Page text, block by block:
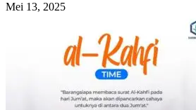
Mei 13, 2025